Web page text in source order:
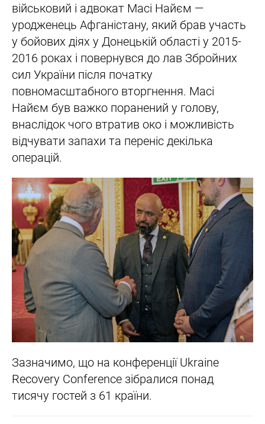
військовий і адвокат Масі Найєм —
уродженець Афганістану, який брав участь
у бойових діях у Донецькій області у 2015-
2016 роках і повернувся до лав Збройних
сил України після початку
повномасштабного вторгнення. Масі
Найєм був важко поранений у голову,
внаслідок чого втратив око і можливість
відчувати запахи та переніс декілька
операцій.
Зазначимо, що на конференції Ukraine
Recovery Conference зібралися понад
тисячу гостей з 61 країни.